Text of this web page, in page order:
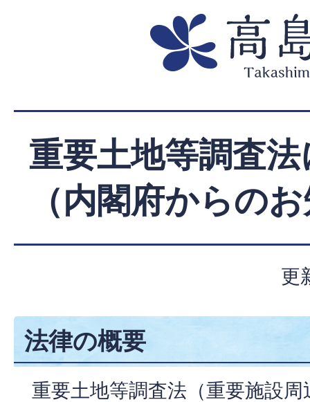
重要土地等調査
（内閣府からの
更
法律の概要
重要土地等調査法（重要施設